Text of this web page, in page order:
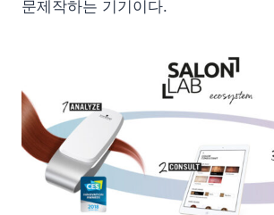
문제작하는 기기이다.